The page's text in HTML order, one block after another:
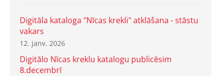
Digitāla kataloga "Nīcas krekli" atklāšana - stāstu
vakars
12. janv. 2026
Digitālo Nīcas kreklu katalogu publicēsim
8.decembrī